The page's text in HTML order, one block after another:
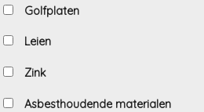
Golfplaten
Leien
Zink
Asbesthoudende materialen